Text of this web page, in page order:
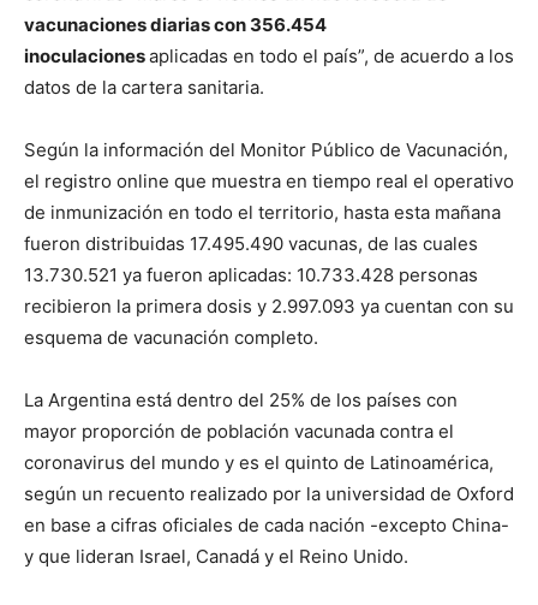
vacunaciones diarias con 356.454
inoculacionesaplicadas en todo el país”, de acuerdo a los
datos de la cartera sanitaria.
Según la información del Monitor Público de Vacunación,
el registro online que muestra en tiempo real el operativo
de inmunización en todo el territorio, hasta esta mañana
fueron distribuidas 17.495.490 vacunas, de las cuales
13.730.521 ya fueron aplicadas: 10.733.428 personas
recibieron la primera dosis y 2.997.093 ya cuentan con su
esquema de vacunación completo.
La Argentina está dentro del 25% de los países con
mayor proporción de población vacunada contra el
coronavirus del mundo y es el quinto de Latinoamérica,
según un recuento realizado por la universidad de Oxford
en base a cifras oficiales de cada nación -excepto China-
y que lideran Israel, Canadá y el Reino Unido.